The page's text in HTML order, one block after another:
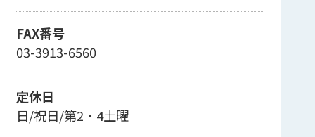
FAX番号
03-3913-6560
定休日
日/祝日/第2・4土曜